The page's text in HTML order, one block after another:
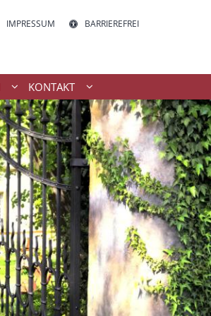
IMPRESSUM BARRIEREFREI
KONTAKT